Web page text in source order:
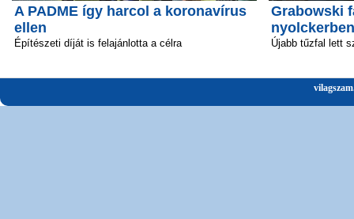
A PADME így harcol a koronavírus
ellen
Építészeti díját is felajánlotta a célra
Grabowski
nyolckerben
Újabb tűzfal lett